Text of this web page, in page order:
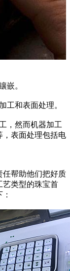
嵌。
和表面处理。
，然而机器加工
，表面处理包括电
帮助他们把好质
艺类型的珠宝首